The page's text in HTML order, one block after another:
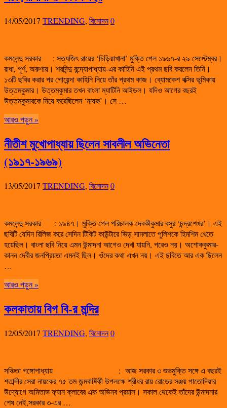
14/05/2017 TRENDING, বিনোদন0
কমলেন্দু সরকার : সত্যজিৎ রায়ের ‘চিড়িয়াখানা’ মুক্তি পেল ১৯৬৭-র ২৯ সেপ্টেম্বর।
রাধা, পূর্ণ, অরুণায়। শরদিন্দু বন্দ্যোপাধ্যায়-এর কাহিনি এই প্রথম ছবি করলেন তিনি।
১৩টি ছবির করার পর গোয়েন্দা কাহিনি নিয়ে তাঁর প্রথম কাজ। ব্যোমকেশ বক্সির ভূমিকায়
উত্তমকুমার। উত্তমকুমার তখন বাংলা ম্যাটিনি আইডল। যদিও আগের বছরই
উত্তমকুমারকে নিয়ে করেছিলেন ‘নায়ক’। সে …
আরও পড়ুন »
নীতীশ মুখোপাধ্যায় ছিলেন সাবলীল অভিনেতা
(১৯১৭-১৯৬৯)
13/05/2017 TRENDING, বিনোদন0
কমলেন্দু সরকার : ১৯৪৭। মুক্তি পেল পরিচালক দেবকীকুমার বসুর ‘চন্দ্রশেখর’। এই
ছবিটি যেদিন রিলিজ করে সেদিন টিকিট কাউন্টারে ভিড় সামলাতে পুলিশকে হিমশিম খেতে
হয়েছিল। বাংলা ছবি নিয়ে এমন উন্মাদনা আগেও দেখা যায়নি, পরেও নয়। অশোককুমার-
কানন দেবীর জনপ্রিয়তা এমনই ছিল। ওঁদের কথা এখন নয়। এই ছবিতে আর এক ছিলেন
…
আরও পড়ুন »
কলকাতায় বিগ বি-র মন্দির
12/05/2017 TRENDING, বিনোদন0
সঞ্চিতা গঙ্গোপাধ্যায় : আজ সরকার ৩ শুভমুক্তি সঙ্গে এ বছরই
শতাব্দীর সেরা নায়কের ৭৫ তম জন্মবার্ষিকী উপলক্ষে শ্রীধর রায় রোডের সঞ্জয় পাতোদিয়ার
উদ্যোগে অমিতাভ ফ্যান ক্লাবের এক অভিনব প্রয়াস। সকাল থেকেই তাঁদের উন্মাদনার
শেষ নেই,সরকার ৩-এর …